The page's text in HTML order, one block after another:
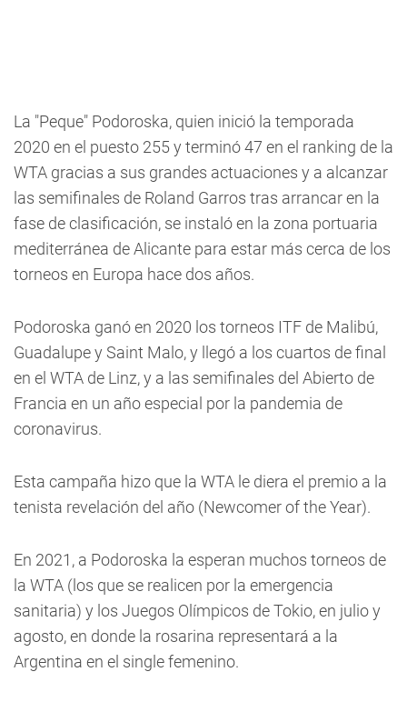
La "Peque" Podoroska, quien inició la temporada
2020 en el puesto 255 y terminó 47 en el ranking de la
WTA gracias a sus grandes actuaciones y a alcanzar
las semifinales de Roland Garros tras arrancar en la
fase de clasificación, se instaló en la zona portuaria
mediterránea de Alicante para estar más cerca de los
torneos en Europa hace dos años.
Podoroska ganó en 2020 los torneos ITF de Malibú,
Guadalupe y Saint Malo, y llegó a los cuartos de final
en el WTA de Linz, y a las semifinales del Abierto de
Francia en un año especial por la pandemia de
coronavirus.
Esta campaña hizo que la WTA le diera el premio a la
tenista revelación del año (Newcomer of the Year).
En 2021, a Podoroska la esperan muchos torneos de
la WTA (los que se realicen por la emergencia
sanitaria) y los Juegos Olímpicos de Tokio, en julio y
agosto, en donde la rosarina representará a la
Argentina en el single femenino.